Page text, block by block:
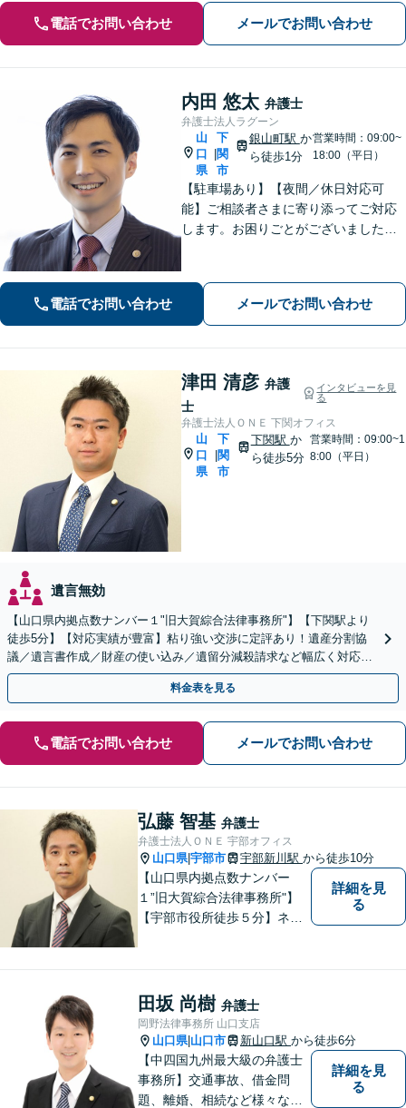
電話でお問い合わせ メールでお問い合わせ
内田 悠太 弁護士
弁護士法人ラグーン
山
口
県
下
関
市
銀山町駅 か
ら徒歩1分
営業時間：09:00~
18:00（平日）
【駐車場あり】【夜間／休日対応可
能】ご相談者さまに寄り添ってご対応
します。お困りごとがございましたら
電話でお問い合わせ メールでお問い合わせ
津田 清彦 弁護
士
インタビューを見
る
弁護士法人ＯＮＥ 下関オフィス
山
口
県
下
関
市
下関駅 か
ら徒歩5分
営業時間：09:00~1
8:00（平日）
遺言無効
【山口県内拠点数ナンバー１"旧大賀綜合法律事務所"】【下関駅より
徒歩5分】【対応実績が豊富】粘り強い交渉に定評あり！遺産分割協
議／遺言書作成／財産の使い込み／遺留分減殺請求など幅広く対応い
たします。【周辺士業と連携】【当日相談OK】
料金表を見る
電話でお問い合わせ メールでお問い合わせ
弘藤 智基 弁護士
弁護士法人ＯＮＥ 宇部オフィス
山口県|宇部市 宇部新川駅 から徒歩10分
【山口県内拠点数ナンバー
１”旧大賀綜合法律事務所"】
【宇部市役所徒歩５分】ネッ
相談ください。
詳細を見
る
田坂 尚樹 弁護士
岡野法律事務所 山口支店
山口県| 山口市 新山口駅 から徒歩6分
【中四国九州最大級の弁護士
事務所】交通事故、借金問
題、離婚、相続など様々な問
詳細を見
る